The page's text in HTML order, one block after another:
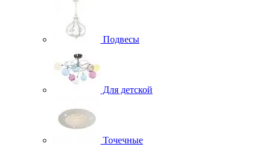
Подвесы
Для детской
Точечные